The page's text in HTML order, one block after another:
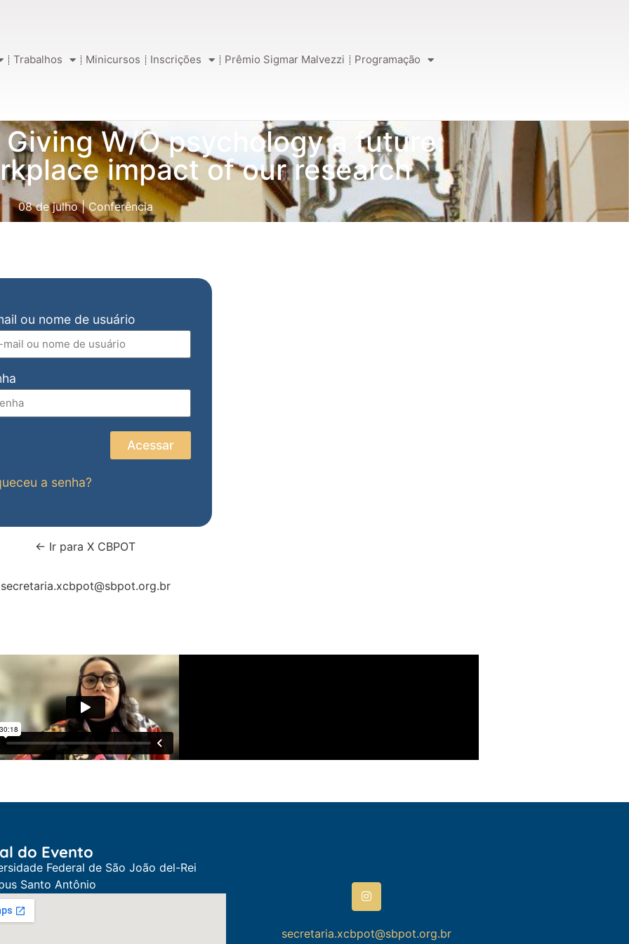
Trabalhos Minicursos Inscrições Prêmio Sigmar Malvezzi Programação
W/O psychology a future:
impact of our research
08 de julho|Conferência
ou nome de usuário
Acessar
a senha?
← Ir para X CBPOT
secretaria.xcbpot@sbpot.org.br
do Evento
Federal de São João del-Rei
Santo Antônio
secretaria.xcbpot@sbpot.org.br